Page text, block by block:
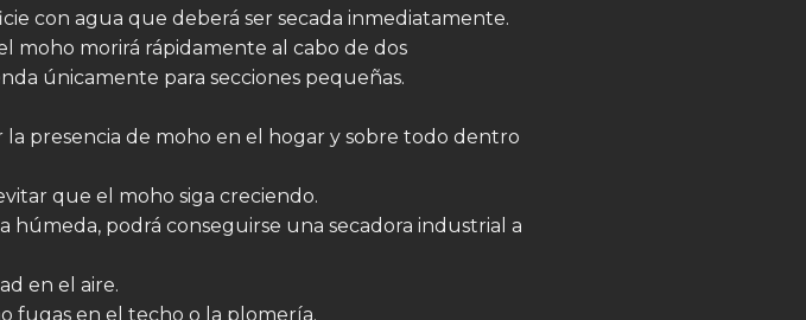
con agua que deberá ser secada inmediatamente.
moho morirá rápidamente al cabo de dos
únicamente para secciones pequeñas.
presencia de moho en el hogar y sobre todo dentro
que el moho siga creciendo.
húmeda, podrá conseguirse una secadora industrial a
en el aire.
fugas en el techo o la plomería.